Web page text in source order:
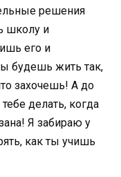
решения
школу и
его и
будешь жить так,
захочешь! А до
делать, когда
Я забираю у
как ты учишь